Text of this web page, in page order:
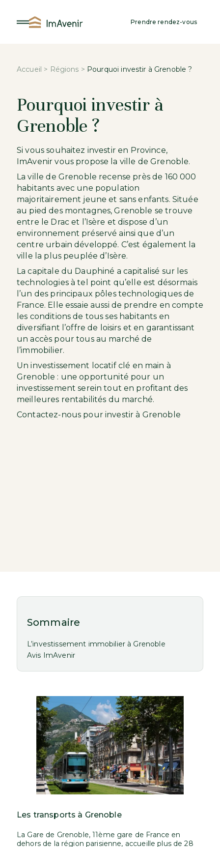
contenu
Prendre rendez-vous
Accueil > Régions > Pourquoi investir à Grenoble ?
Pourquoi investir à
Grenoble ?
Si vous souhaitez investir en Province,
ImAvenir vous propose la ville de Grenoble.
La ville de Grenoble recense près de 160 000
habitants avec une population
majoritairement jeune et sans enfants. Située
au pied des montagnes, Grenoble se trouve
entre le Drac et l’Isère et dispose d’un
environnement préservé ainsi que d’un
centre urbain développé. C’est également la
ville la plus peuplée d’Isère.
La capitale du Dauphiné a capitalisé sur les
technologies à tel point qu’elle est désormais
l’un des principaux pôles technologiques de
France. Elle essaie aussi de prendre en compte
les conditions de tous ses habitants en
diversifiant l’offre de loisirs et en garantissant
un accès pour tous au marché de
l’immobilier.
Uninvestissement locatif clé en main à
Grenoble : une opportunité pour un
investissement serein tout en profitant des
meilleures rentabilités du marché.
Contactez-nous pour investir à Grenoble
Sommaire
L’investissement immobilier à Grenoble
Avis ImAvenir
Les transports à Grenoble
La Gare de Grenoble, 11ème gare de France en
dehors de la région parisienne, accueille plus de 28